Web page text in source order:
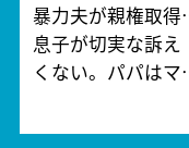
暴力夫が親権取
息子が切実な訴え
くない。パパは